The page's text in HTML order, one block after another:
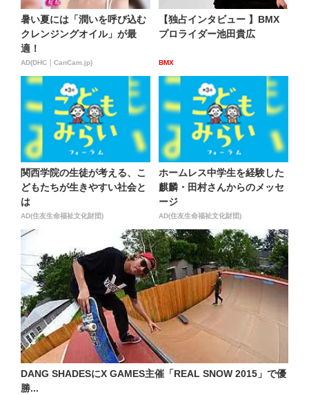
暑い夏には「潤いを呼び込む
クレンジングオイル」が最
適！
AD(DHC｜CanCam.jp)
【独占インタビュー 】BMX
プロライダー池田貴広
BMX
関西学院の生徒が考える、こ
どもたちが生きやすい社会と
は
AD(住友生命福祉文化財団)
ホームレス中学生を経験した
麒麟・田村さんからのメッセ
ージ
AD(住友生命福祉文化財団)
DANG SHADESにX GAMES主催「REAL SNOW 2015」で優
勝...